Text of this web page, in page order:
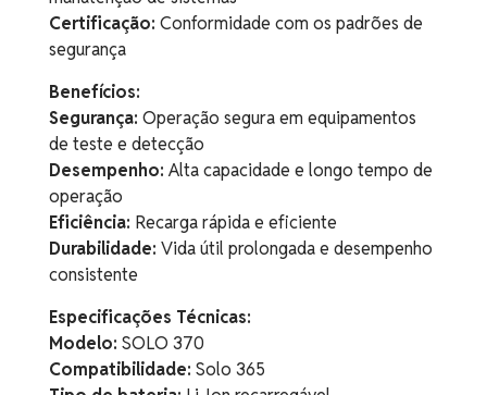
Certificação: Conformidade com os padrões de
segurança
Benefícios:
Segurança: Operação segura em equipamentos
de teste e detecção
Desempenho: Alta capacidade e longo tempo de
operação
Eficiência: Recarga rápida e eficiente
Durabilidade: Vida útil prolongada e desempenho
consistente
Especificações Técnicas:
Modelo: SOLO 370
Compatibilidade: Solo 365